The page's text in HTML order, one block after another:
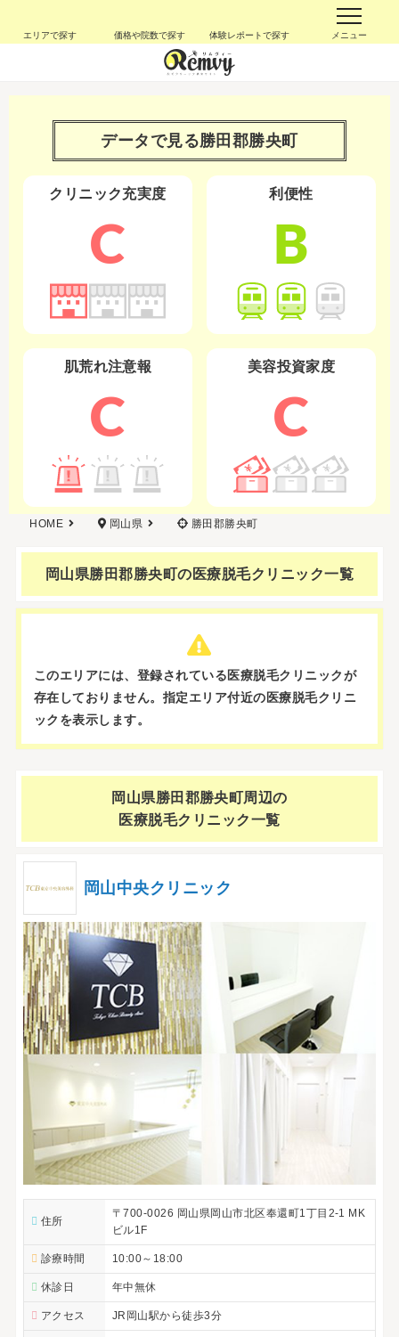
エリアで探す 価格や院数で探す 体験レポートで探す メニュー
データで見る勝田郡勝央町
クリニック充実度
C
利便性
B
肌荒れ注意報
C
美容投資家度
C
HOME 岡山県 勝田郡勝央町
岡山県勝田郡勝央町の 医療脱毛クリニック一覧
このエリアには、登録されている医療脱毛クリニックが
存在しておりません。 指定エリア付近の医療脱毛クリニ
ックを表示します。
岡山県勝田郡勝央町周辺の
医療脱毛クリニック一覧
岡山中央クリニック
住所
〒700-0026 岡山県岡山市北区奉還町1丁目2-1 MK
ビル1F
診療時間 10:00～18:00
休診日 年中無休
アクセス JR岡山駅から徒歩3分